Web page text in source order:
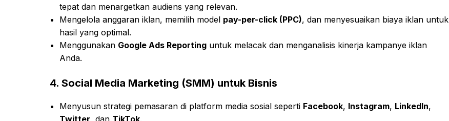
tepat dan menargetkan audiens yang relevan.
Mengelola anggaran iklan, memilih model pay-per-click (PPC), dan menyesuaikan biaya iklan untuk
hasil yang optimal.
Menggunakan Google Ads Reporting untuk melacak dan menganalisis kinerja kampanye iklan
Anda.
4. Social Media Marketing (SMM) untuk Bisnis
Menyusun strategi pemasaran di platform media sosial seperti Facebook, Instagram, LinkedIn,